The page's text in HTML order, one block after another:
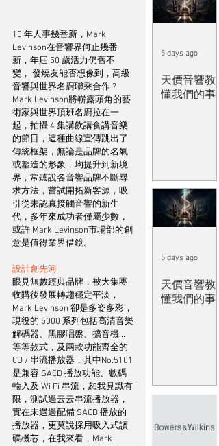
10 年人事幾番新，Mark
Levinson在音響界何止幾番
新，年屆 50 歲活力仍舊不
變， 發燒友能否想像到，高級
音響與世界名廚聯乘合作 ?
Mark Levinson將嶄露頭角的藝
術家與世界頂班名廚拉在一
起，拍攝 4 集講飲講食講音樂
的節目，這種曲線宣傳跳出了
傳統框架，無論是品牌的名氣
或塑造的形象，均提升到新境
界，常聽說各音響品牌不斷尋
求方法，嘗試開拓新客源，吸
引從未認真接觸音響的新生
代，多年來成功者僅屬少數，
或許 Mark Levinson市場部的創
意是值得業界借鏡。
設計創先河
眼見無數經典品牌，被大集團
收購後發展轉趨穩定平淡，
Mark Levinson 卻是多姿多彩，
現役的 5000 系列包括高清音樂
解碼器、黑膠唱盤、擴音機...
等等款式，及兩款功能齊全的
CD / 串流播放器，其中No.5101
是兼容 SACD 播放功能、數碼
輸入及 Wi Fi 串流，恕我見識有
限，測試過云云串流播放器，
實在未遇過配備 SACD 播放的
播放器，更莫說採用吸入式讀
碟機芯，在我來看，Mark
天價音響教
懂我們的事
5 days ago
天價音響教
懂我們的事
5 days ago